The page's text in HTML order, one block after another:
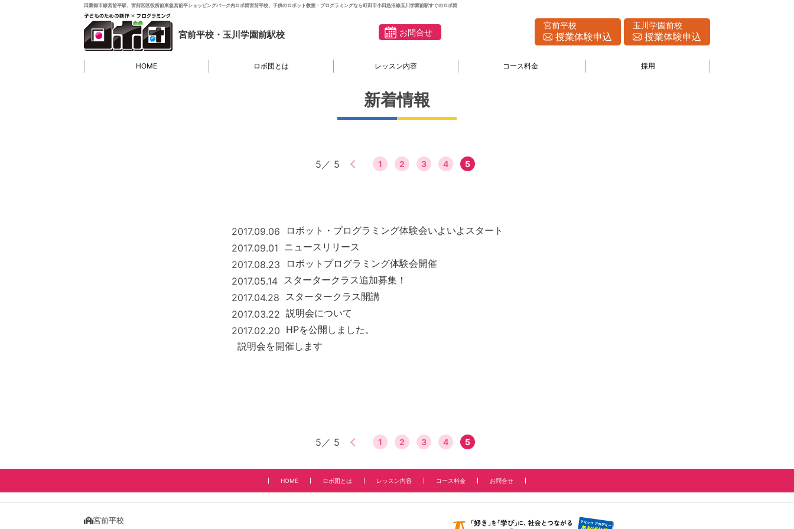
田園都市線宮前平駅、宮前区区役所前東急宮前平ショッピングパーク内ロボ団宮前平校、子供のロボット教室・プログラミングなら町田市小田急沿線玉川学園前駅すぐのロボ団
宮前平校・玉川学園前駅校 お問合せ
宮前平校
授業体験申込
玉川学園前校
授業体験申込
HOME ロボ団とは レッスン内容 コース料金 採用
新着情報
5／ 5
＜前のページを見る 1 2 3 4 5
2017.09.06
ロボット・プログラミング体験会いよいよスタート
2017.09.01 ニュースリリース
2017.08.23
ロボットプログラミング体験会開催
2017.05.14 スタータークラス追加募集！
2017.04.28
スタータークラス開講
2017.03.22 説明会について
2017.02.20 HPを公開しました。
説明会を開催します
5／ 5 1 2 3 4 5
HOME ロボ団とは レッスン内容 コース料金 お問合せ
宮前平校